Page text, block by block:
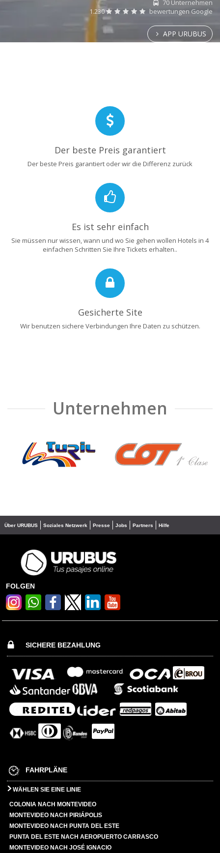
70 Unternehmen
1.230
bewertungen Google
APP URUBUS
Der beste Preis garantiert
Der beste Preis garantiert oder wir die Differenz zurück
Es ist sehr einfach
Sie müssen nur wissen, wann und wo Sie gehen wollen Hotels in 4
einfachen Schritten Sie Ihre Tickets erhalten..
Gesicherte Site
Wir benutzen sichere Verbindungen Ihre Daten zu schützen.
Unternehmen
❮ ❯
Über URUBUS Soziales Netzwerk Presse Jobs Partners Hilfe
FOLGEN
SICHERE BEZAHLUNG
FAHRPLÄNE
WÄHLEN SIE EINE LINIE
COLONIA NACH MONTEVIDEO
MONTEVIDEO NACH PIRIÁPOLIS
MONTEVIDEO NACH PUNTA DEL ESTE
PUNTA DEL ESTE NACH AEROPUERTO CARRASCO
MONTEVIDEO NACH JOSÉ IGNACIO